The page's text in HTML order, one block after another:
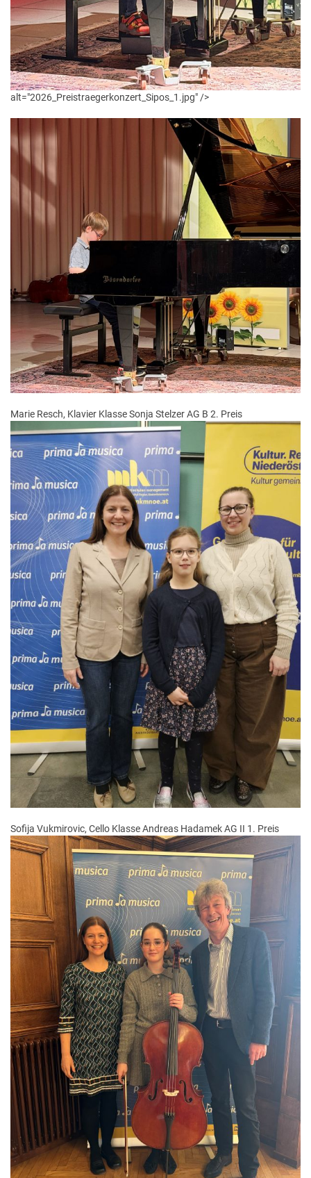
alt="2026_Preistraegerkonzert_Sipos_1.jpg" />
Marie Resch, Klavier Klasse Sonja Stelzer AG B 2. Preis
Sofija Vukmirovic, Cello Klasse Andreas Hadamek AG II 1. Preis